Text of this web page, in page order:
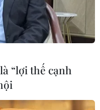
“lợi thế cạnh